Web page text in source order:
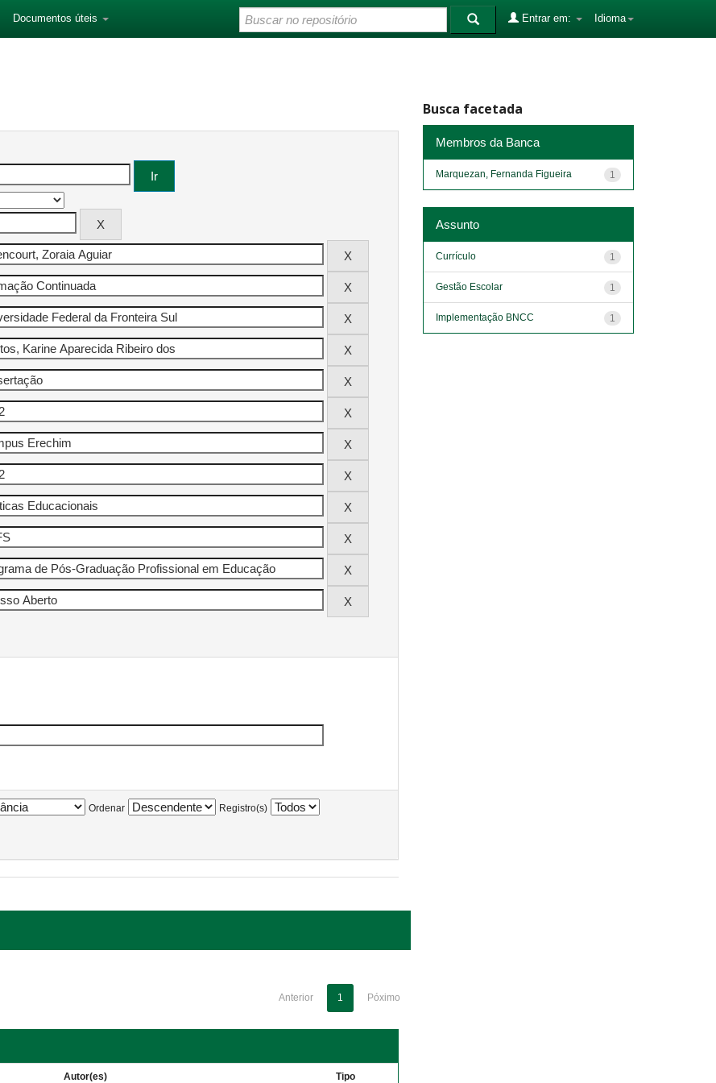
Documentos úteis Idioma
Entrar em:
Ordenar Registro(s)
Anterior 1 Póximo
Autor(es) Tipo
Busca facetada
Membros da Banca
1
Marquezan, Fernanda Figueira
Assunto
1
Currículo
1
Gestão Escolar
1
Implementação BNCC